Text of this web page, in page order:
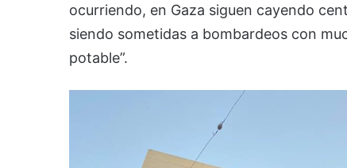
ocurriendo, en Gaza siguen cayendo
siendo sometidas a bombardeos con
potable”.